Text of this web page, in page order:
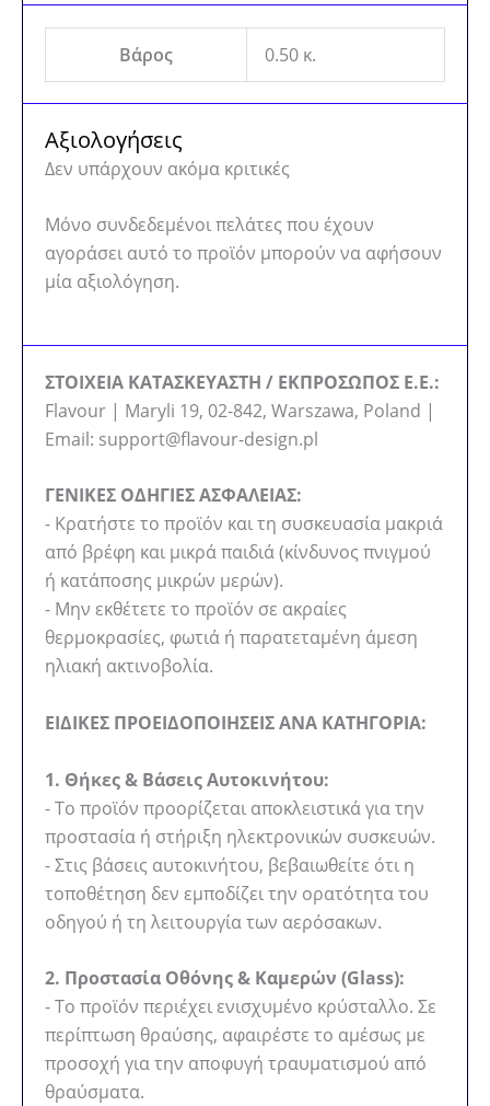
Βάρος 0.50 κ.
Αξιολογήσεις
Δεν υπάρχουν ακόμα κριτικές
Μόνο συνδεδεμένοι πελάτες που έχουν
αγοράσει αυτό το προϊόν μπορούν να αφήσουν
μία αξιολόγηση.
ΣΤΟΙΧΕΙΑ ΚΑΤΑΣΚΕΥΑΣΤΗ / ΕΚΠΡΟΣΩΠΟΣ Ε.Ε.:
Flavour | Maryli 19, 02-842, Warszawa, Poland |
Email: support@flavour-design.pl
ΓΕΝΙΚΕΣ ΟΔΗΓΙΕΣ ΑΣΦΑΛΕΙΑΣ:
- Κρατήστε το προϊόν και τη συσκευασία μακριά
από βρέφη και μικρά παιδιά (κίνδυνος πνιγμού
ή κατάποσης μικρών μερών).
- Μην εκθέτετε το προϊόν σε ακραίες
θερμοκρασίες, φωτιά ή παρατεταμένη άμεση
ηλιακή ακτινοβολία.
ΕΙΔΙΚΕΣ ΠΡΟΕΙΔΟΠΟΙΗΣΕΙΣ ΑΝΑ ΚΑΤΗΓΟΡΙΑ:
1. Θήκες & Βάσεις Αυτοκινήτου:
- Το προϊόν προορίζεται αποκλειστικά για την
προστασία ή στήριξη ηλεκτρονικών συσκευών.
- Στις βάσεις αυτοκινήτου, βεβαιωθείτε ότι η
τοποθέτηση δεν εμποδίζει την ορατότητα του
οδηγού ή τη λειτουργία των αερόσακων.
2. Προστασία Οθόνης & Καμερών (Glass):
- Το προϊόν περιέχει ενισχυμένο κρύσταλλο. Σε
περίπτωση θραύσης, αφαιρέστε το αμέσως με
προσοχή για την αποφυγή τραυματισμού από
θραύσματα.